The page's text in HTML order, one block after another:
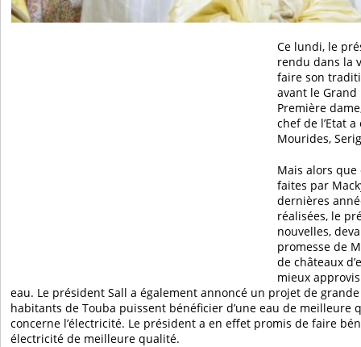
Ce lundi, le
rendu dans la
faire son
avant le Grand
Première
chef de l’Etat
Mourides,
Mais alors
faites par
dernières
réalisées, le
nouvelles,
promesse de
de châteaux
mieux
eau. Le président Sall a également annoncé un projet de
habitants de Touba puissent bénéficier d’une eau de meilleure
concerne l’électricité. Le président a en effet promis de faire
électricité de meilleure qualité.